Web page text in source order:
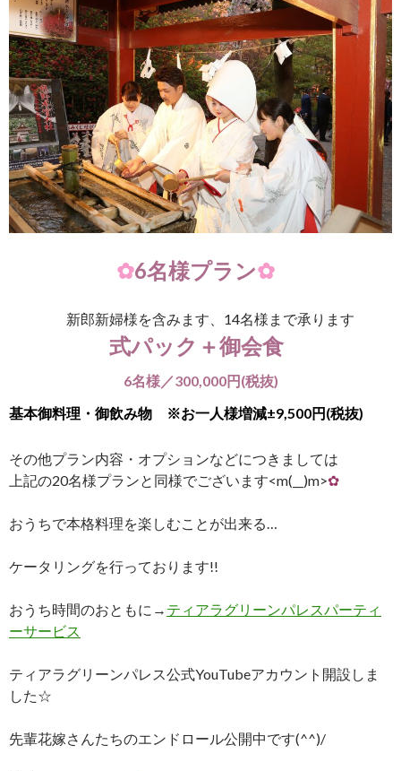
✿6名様プラン✿
新郎新婦様を含みます、14名様まで承ります
式パック＋御会食
6名様／300,000円(税抜)
基本御料理・御飲み物 ※お一人様増減±9,500円(税抜)
その他プラン内容・オプションなどにつきましては
上記の20名様プランと同様でございます<m(__)m>✿
おうちで本格料理を楽しむことが出来る…
ケータリングを行っております!!
おうち時間のおともに→ ティアラグリーンパレスパーティ
ーサービス
ティアラグリーンパレス公式YouTubeアカウント開設しま
した☆
先輩花嫁さんたちのエンドロール公開中です(^^)/